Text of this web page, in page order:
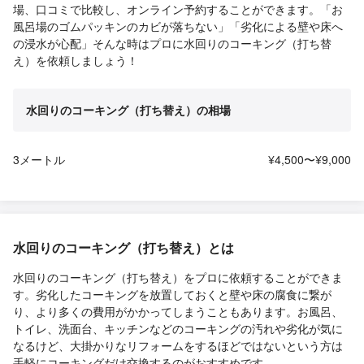
場、口コミで比較し、オンライン予約することができます。「お
風呂場のゴムパッキンのカビが落ちない」「劣化による壁や床へ
の浸水が心配」そんな時はプロに水回りのコーキング（打ち替
え）を依頼しましょう！
水回りのコーキング（打ち替え）の相場
3メートル ¥4,500〜¥9,000
水回りのコーキング（打ち替え）とは
水回りのコーキング（打ち替え）をプロに依頼することができま
す。劣化したコーキングを放置しておくと壁や床の腐食に繋が
り、より多くの費用がかかってしまうこともあります。お風呂、
トイレ、洗面台、キッチンなどのコーキングの汚れや劣化が気に
なるけど、大掛かりなリフォームをするほどではないという方は